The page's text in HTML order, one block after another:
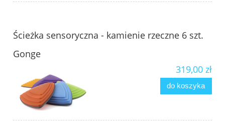
Ścieżka sensoryczna - kamienie rzeczne 6 szt.
Gonge
319,00 zł
do koszyka